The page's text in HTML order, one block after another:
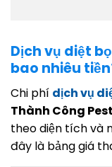
Dịch vụ diệt
bao nhiêu
Chi phí dịch vụ
Thành Công
theo diện tích và
đây là bảng giá